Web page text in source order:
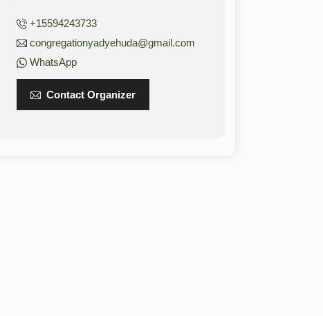
+15594243733
congregationyadyehuda@gmail.com
WhatsApp
Contact Organizer